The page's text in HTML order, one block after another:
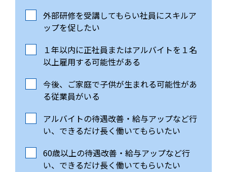
外部研修を受講してもらい社員にスキルア
ップを促したい
１年以内に正社員またはアルバイトを１名
以上雇用する可能性がある
今後、ご家庭で子供が生まれる可能性があ
る従業員がいる
アルバイトの待遇改善・給与アップなど行
い、できるだけ長く働いてもらいたい
60歳以上の待遇改善・給与アップなど行
い、できるだけ長く働いてもらいたい